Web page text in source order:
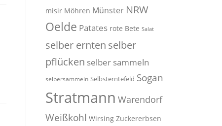
misir Möhren Münster NRW
Oelde Patates rote Bete Salat
selber ernten selber
pflücken selber sammeln
selbersammeln Selbsterntefeld Sogan
Stratmann Warendorf
Weißkohl Wirsing Zuckererbsen